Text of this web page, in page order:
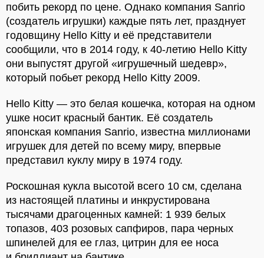
побить рекорд по цене. Однако компания Sanrio
(создатель игрушки) каждые пять лет, празднует
годовщину Hello Kitty и её представители
сообщили, что в 2014 году, к 40-летию Hello Kitty
они выпустят другой «игрушечный шедевр»,
который побьет рекорд Hello Kitty 2009.
Hello Kitty — это белая кошечка, которая на одном
ушке носит красный бантик. Её создатель
японская компания Sanrio, известна миллионами
игрушек для детей по всему миру, впервые
представил куклу миру в 1974 году.
Роскошная кукла высотой всего 10 см, сделана
из настоящей платины и инкрустирована
тысячами драгоценных камней: 1 939 белых
топазов, 403 розовых сапфиров, пара черных
шпинелей для ее глаз, цитрин для ее носа